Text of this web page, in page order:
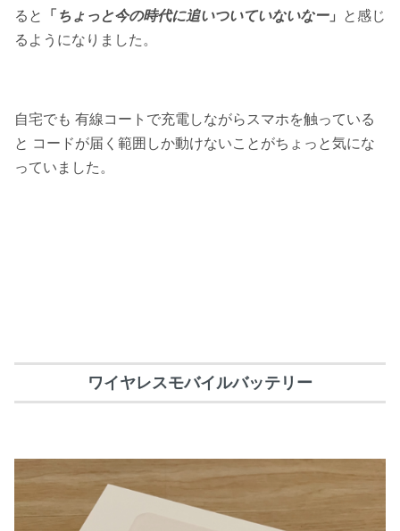
ると
「 ちょっと今の時代に追いついていないなー」
と感じ
るようになりました。
自宅でも 有線コートで充電しながらスマホを触っている
と コードが届く範囲しか動けないことがちょっと気にな
っていました。
ワイヤレスモバイルバッテリー